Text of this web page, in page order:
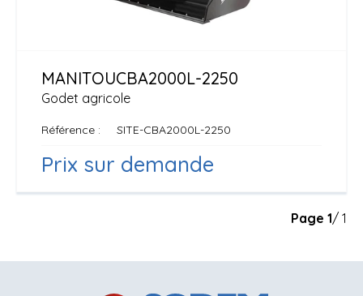
Godet agricole
MANITOUCBA2000L-2250
Référence SITE-CBA2000L-2250
Prix sur demande
Page 1/ 1